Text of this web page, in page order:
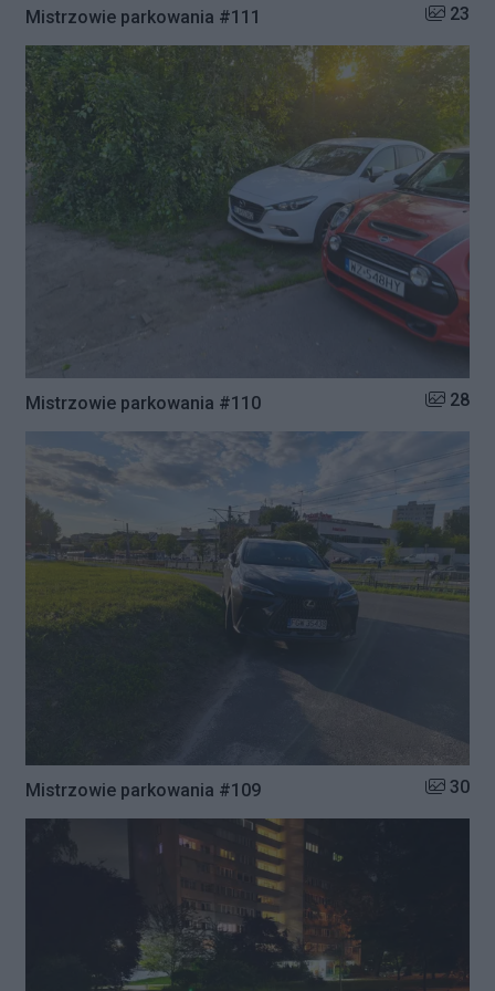
Mistrzowie parkowania #111 Liczba
23
Mistrzowie parkowania #110 Liczba
28
Mistrzowie parkowania #109 Liczba
30